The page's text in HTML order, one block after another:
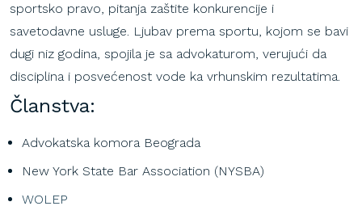
sportsko pravo, pitanja zaštite konkurencije i
savetodavne usluge. Ljubav prema sportu, kojom se bavi
dugi niz godina, spojila je sa advokaturom, verujući da
disciplina i posvećenost vode ka vrhunskim rezultatima.
Članstva:
Advokatska komora Beograda
New York State Bar Association (NYSBA)
WOLEP